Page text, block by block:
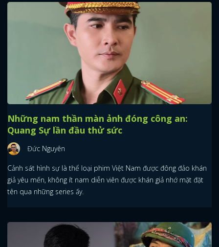
Những nam thần màn ảnh đóng công an:
Quang Sự lần đầu thử sức
Đức Nguyên
Cảnh sát hình sự là thể loại phim Việt Nam được đông đảo khán
giả yêu mến, không ít nam diễn viên được khán giả nhớ mặt đặt
tên qua những series ấy.